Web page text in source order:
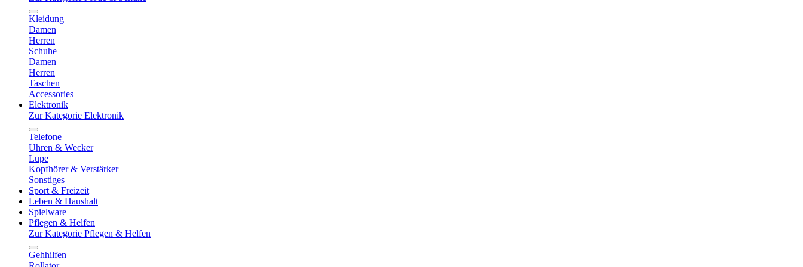
Kleidung
Damen
Herren
Schuhe
Damen
Herren
Taschen
Accessories
Elektronik
Zur Kategorie Elektronik
Telefone
Uhren & Wecker
Lupe
Kopfhörer & Verstärker
Sonstiges
Sport & Freizeit
Leben & Haushalt
Spielware
Pflegen & Helfen
Zur Kategorie Pflegen & Helfen
Gehhilfen